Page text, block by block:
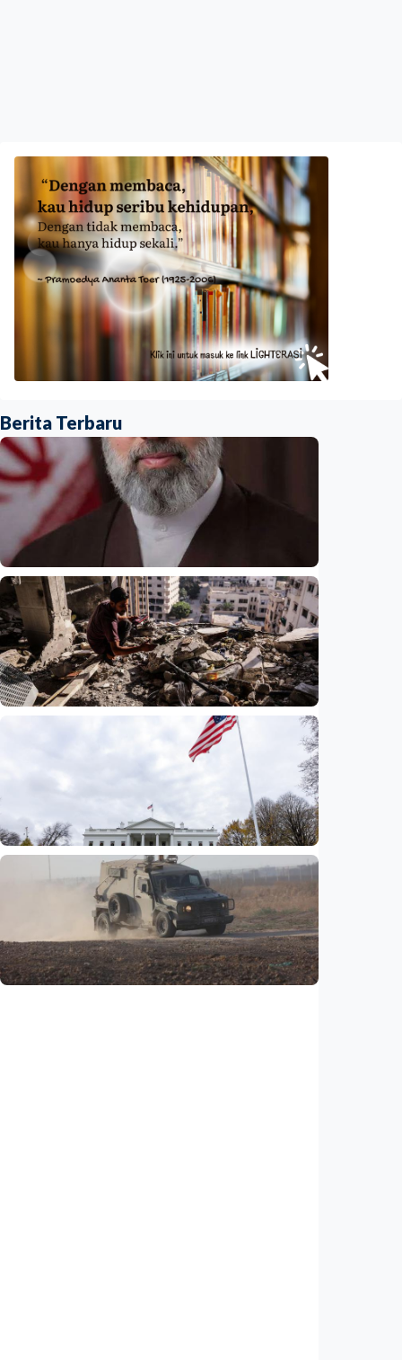
Berita Terbaru
Internasional
Presiden Iran akui sangat sulit
berkomunikasi dengan pemimpin tertinggi
Mojtaba Khamenei di tengah perang
Indonesia•06 Aug 2026
Agresi Israel kian menggerus kehidupan
Gaza, PBB sebut operasi militer perparah
pengungsian
Indonesia 06 Aug 2026
Nasib 350.000 warga Haiti di AS terancam,
putusan hakim buka jalan bagi deportasi
Indonesia • 06 Aug 2026